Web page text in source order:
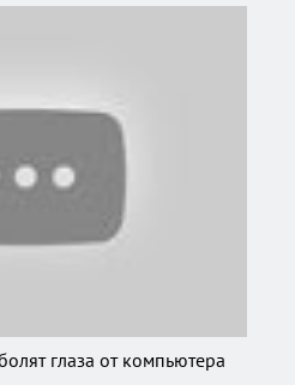
глаза от компьютера